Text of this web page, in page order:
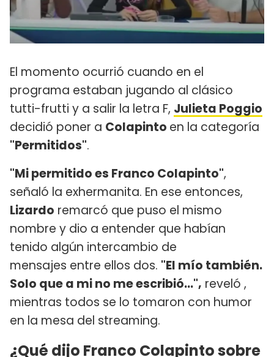
El momento ocurrió cuando en el
programa estaban jugando al clásico
tutti-frutti y a salir la letra F, Julieta Poggio
decidió poner a Colapinto en la categoría
"Permitidos".
"Mi permitido es Franco Colapinto",
señaló la exhermanita. En ese entonces,
Lizardo remarcó que puso el mismo
nombre y dio a entender que habían
tenido algún intercambio de
mensajes entre ellos dos. "El mío también.
Solo que a mi no me escribió...", reveló ,
mientras todos se lo tomaron con humor
en la mesa del streaming.
¿Qué dijo Franco Colapinto sobre